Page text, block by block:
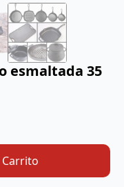
esmaltada 35